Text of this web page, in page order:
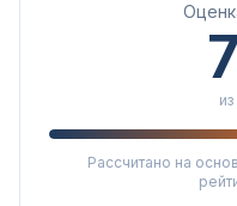
Рассчитано на